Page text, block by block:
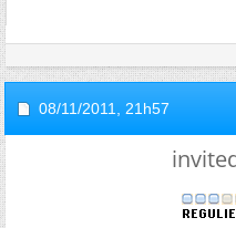
08/11/2011, 21h57